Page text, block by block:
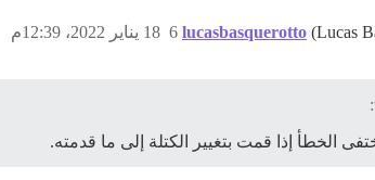
lucasbasquerotto (Lucas 18 يناير 2022، 12:39م 6
الخطأ إذا قمت بتغيير الكتلة إلى ما قدمته.